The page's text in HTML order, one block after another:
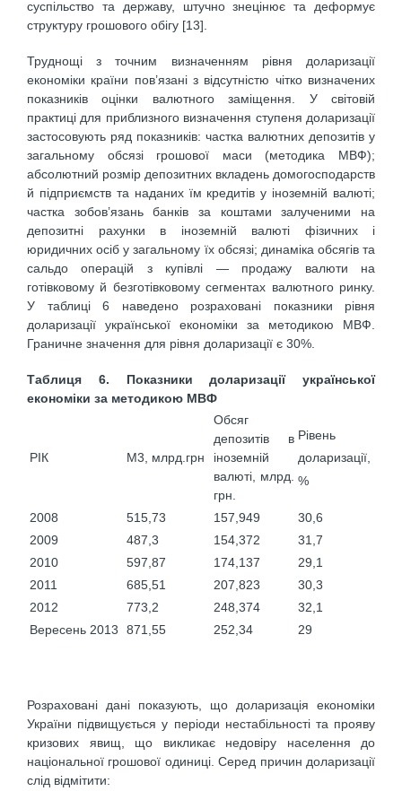
суспільство та державу, штучно знецінює та деформує
структуру грошового обігу [13].
Труднощі з точним визначенням рівня доларизації
економіки країни пов’язані з відсутністю чітко визначених
показників оцінки валютного заміщення. У світовій
практиці для приблизного визначення ступеня доларизації
застосовують ряд показників: частка валютних депозитів у
загальному обсязі грошової маси (методика МВФ);
абсолютний розмір депозитних вкладень домогосподарств
й підприємств та наданих їм кредитів у іноземній валюті;
частка зобов’язань банків за коштами залученими на
депозитні рахунки в іноземній валюті фізичних і
юридичних осіб у загальному їх обсязі; динаміка обсягів та
сальдо операцій з купівлі — продажу валюти на
готівковому й безготівковому сегментах валютного ринку.
У таблиці 6 наведено розраховані показники рівня
доларизації української економіки за методикою МВФ.
Граничне значення для рівня доларизації є 30%.
Таблиця 6. Показники доларизації української
економіки за методикою МВФ
РІК М3, млрд.грн
Обсяг
депозитів в
іноземній
валюті, млрд.
грн.
Рівень
доларизації,
%
2008 515,73 157,949
30,6
2009
487,3 154,372
31,7
2010
597,87 174,137
29,1
2011
685,51 207,823
30,3
2012
773,2 248,374
32,1
Вересень 2013
871,55 252,34 29
Розраховані дані показують, що доларизація економіки
України підвищується у періоди нестабільності та прояву
кризових явищ, що викликає недовіру населення до
національної грошової одиниці. Серед причин доларизації
слід відмітити: